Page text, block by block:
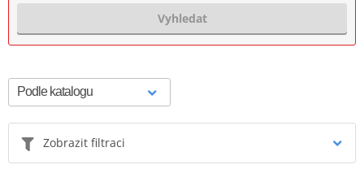
Vyhledat
Zobrazit filtraci